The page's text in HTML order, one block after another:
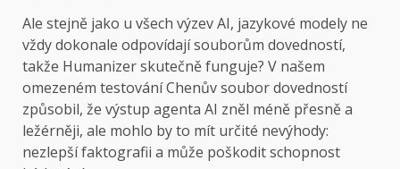
Ale stejně jako u všech výzev AI, jazykové modely ne
vždy dokonale odpovídají souborům dovedností,
takže Humanizer skutečně funguje? V našem
omezeném testování Chenův soubor dovedností
způsobil, že výstup agenta AI zněl méně přesně a
ležérněji, ale mohlo by to mít určité nevýhody:
nezlepší faktografii a může poškodit schopnost